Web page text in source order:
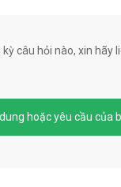
kỳ câu hỏi nào, xin hãy
hoặc yêu cầu của